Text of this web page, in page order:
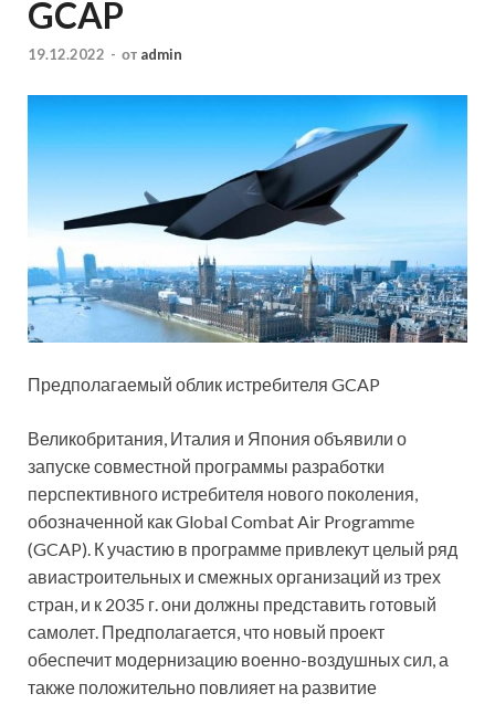
GCAP
19.12.2022 - от admin
Предполагаемый облик истребителя GCAP
Великобритания, Италия и Япония объявили о
запуске совместной программы разработки
перспективного истребителя нового поколения,
обозначенной как Global Combat Air Programme
(GCAP). К участию в программе привлекут целый ряд
авиастроительных и смежных организаций из трех
стран, и к 2035 г. они должны представить готовый
самолет. Предполагается, что новый проект
обеспечит модернизацию военно-воздушных сил, а
также положительно повлияет на развитие